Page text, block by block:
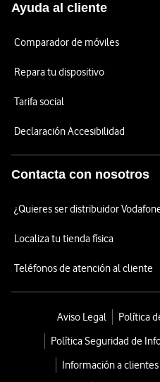
Ayuda al cliente
Comparador de móviles
Repara tu dispositivo
Tarifa social
Declaración Accesibilidad
Contacta con nosotros
¿Quieres ser distribuidor
Localiza tu tienda física
Teléfonos de atención al cliente
Aviso Legal
Política
Política Seguridad de
Información a clientes